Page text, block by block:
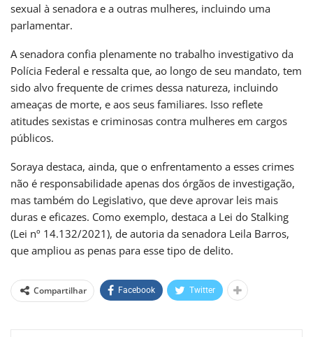
sexual à senadora e a outras mulheres, incluindo uma
parlamentar.
A senadora confia plenamente no trabalho investigativo da
Polícia Federal e ressalta que, ao longo de seu mandato, tem
sido alvo frequente de crimes dessa natureza, incluindo
ameaças de morte, e aos seus familiares. Isso reflete
atitudes sexistas e criminosas contra mulheres em cargos
públicos.
Soraya destaca, ainda, que o enfrentamento a esses crimes
não é responsabilidade apenas dos órgãos de investigação,
mas também do Legislativo, que deve aprovar leis mais
duras e eficazes. Como exemplo, destaca a Lei do Stalking
(Lei nº 14.132/2021), de autoria da senadora Leila Barros,
que ampliou as penas para esse tipo de delito.
Compartilhar Facebook Twitter